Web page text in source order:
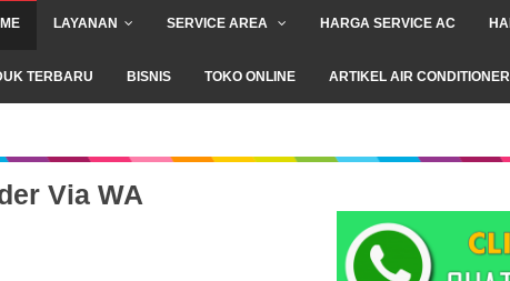
LAYANAN SERVICE AREA HARGA SERVICE AC
TERBARU BISNIS TOKO ONLINE ARTIKEL AIR
Via WA